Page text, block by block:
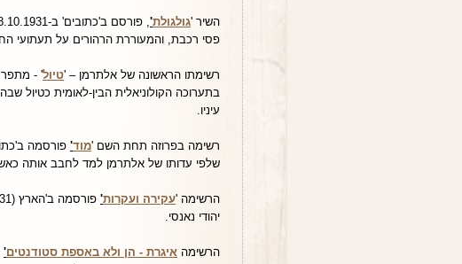
השיר 'גולגולת'
פסי רכבת, והמעוררת הרהורים על תעתועי
רשימתו הראשונה של אלתרמן – 'טיול
בתערוכה הקולוניאלית הבין-לאומית כטיול
עיניו.
רשימה בפרוזה תחת השם 'מוד'
שלפי עדותו של אלתרמן למד לחבב אותה
הרשימה 'עקירה ועקרות'
יהודי נאנסי.
הרשימה איגרת - הן ולא באספת סטודנטים'